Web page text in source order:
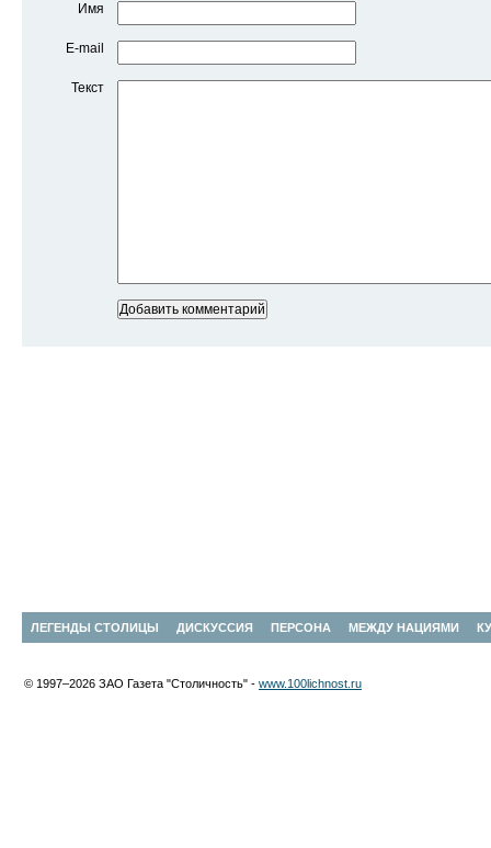
Имя
E-mail
Текст
ЛЕГЕНДЫ СТОЛИЦЫ ДИСКУССИЯ ПЕРСОНА МЕЖДУ НАЦИЯМИ
© 1997–2026 ЗАО Газета "Столичность" - www.100lichnost.ru